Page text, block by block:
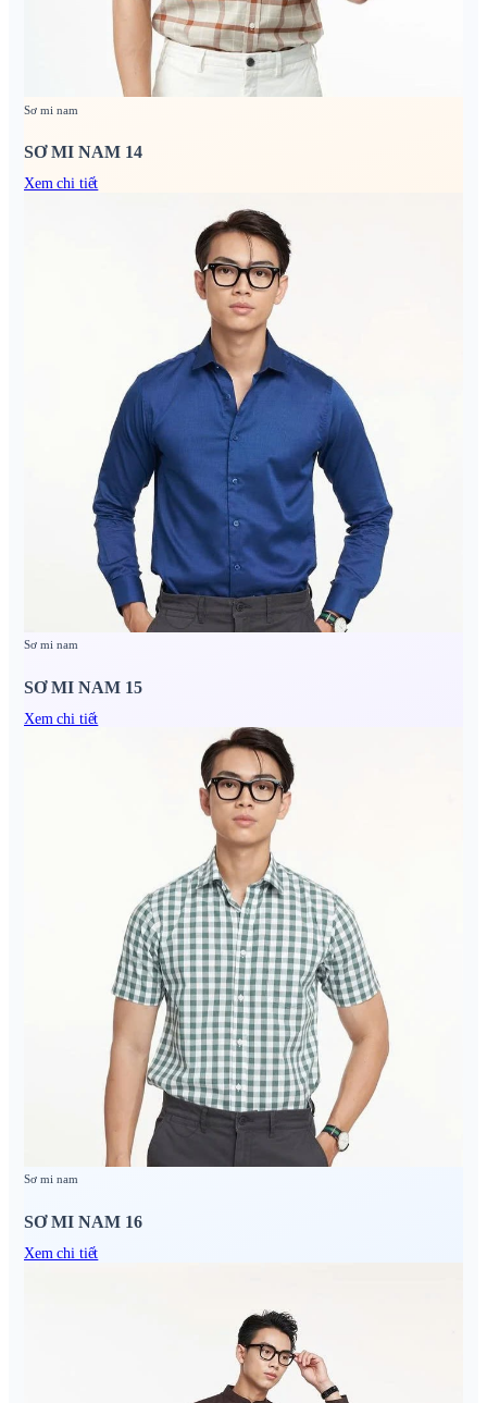
Sơ mi nam
SƠ MI NAM 14
Xem chi tiết
Sơ mi nam
SƠ MI NAM 15
Xem chi tiết
Sơ mi nam
SƠ MI NAM 16
Xem chi tiết